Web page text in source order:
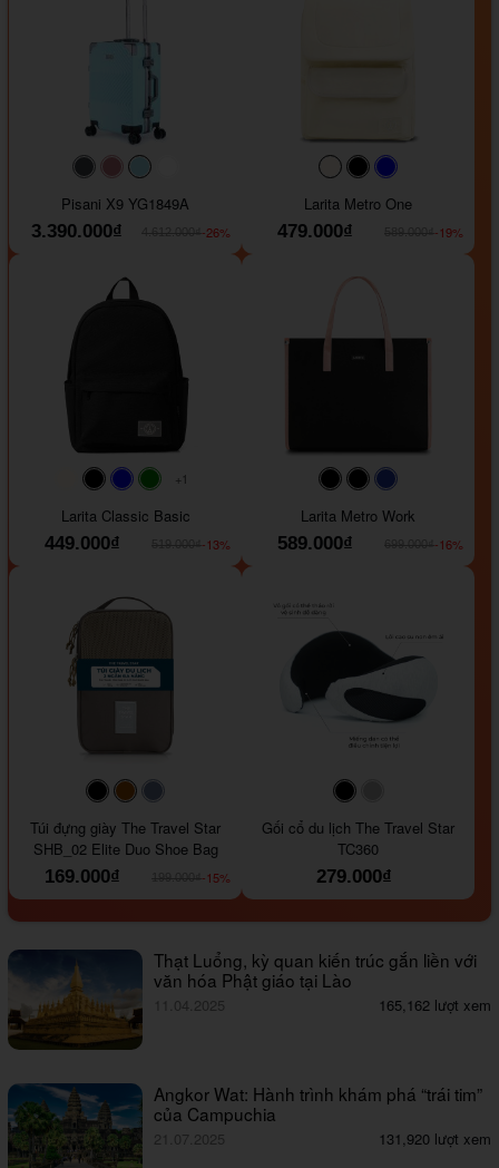
#40454a#b76e79
#9ad8e7
Pisani X9 YG1849A
3.390.000₫
-26%
#faf0e6#000000
Larita Metro One
479.000₫
-19%
#faf0e6
#000000#0000FF#008000
+1
Larita Classic Basic
449.000₫
-13%
#000000#000000
Larita Metro Work
589.000₫
-16%
#000000#964B00
Túi đựng giày The Travel Star
SHB_02 Elite Duo Shoe Bag
169.000₫
-15%
#000000
Gối cổ du lịch The Travel Star
TC360
279.000₫
Thạt Luổng, kỳ quan kiến trúc gắn liền với
văn hóa Phật giáo tại Lào
11.04.2025 165,162 lượt xem
Angkor Wat: Hành trình khám phá “trái tim”
của Campuchia
21.07.2025 131,920 lượt xem